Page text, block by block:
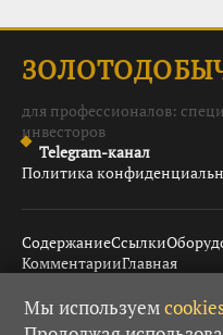
для профессионалов:
инвесторов
Telegram-канал
Политика
СодержаниеСсылки
КомментарииГлавная
Мы используем